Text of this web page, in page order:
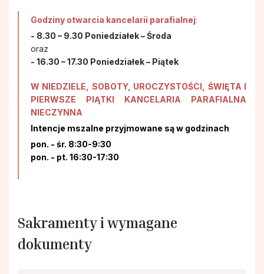
Rycerstwo Niepokalanej
Służba Liturgiczna Ołtarza
Stowarzyszenie Patronki Dobrej Śmierci
Wspólnota Krwi Chrystusa
Krucjata Wyzwolenia Człowieka
Godziny otwarcia kancelarii parafialnej:
- 8.30 – 9.30 Poniedziałek – Środa
oraz
- 16.30 – 17.30 Poniedziałek – Piątek
W NIEDZIELE, SOBOTY, UROCZYSTOŚCI, ŚWIĘTA I
PIERWSZE PIĄTKI KANCELARIA PARAFIALNA
NIECZYNNA
Intencje mszalne przyjmowane są w godzinach
pon. - śr. 8:30-9:30
pon. - pt. 16:30-17:30
Sakramenty i wymagane
dokumenty